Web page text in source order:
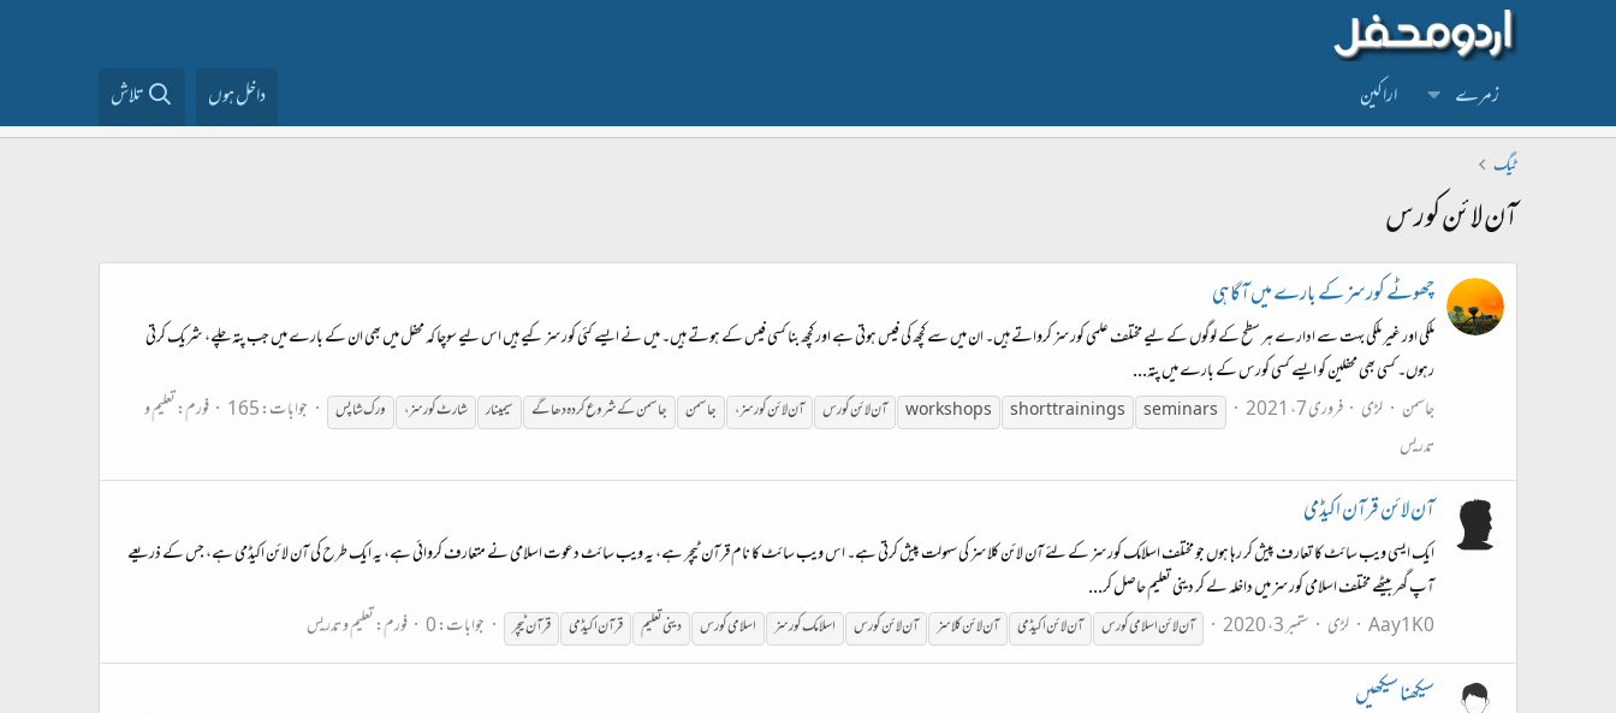
زمرے اراکین داخل ہوں تلاش
ٹیگ
آن لائن کورس
چھوٹے کورسز کے بارے میں آگاہی
ملکی اور غیر ملکی بہت سے ادارے ہر سطح کے لوگوں کے لیے مختلف علمی کورسز کرواتے ہیں۔ ان میں سے کچھ کی فیس ہوتی ہے اور کچھ بنا کسی فیس کے ہوتے ہیں۔ میں نے ایسے کئی کورسز کیے ہیں اس لیے سوچا کہ محفل میں بھی ان کے بارے میں جب پتہ چلے، شریک کرتی
رہوں۔ کسی بھی محفلین کو ایسے کسی کورس کے بارے میں پتہ...
جاسمن
لڑی فروری 7، 2021 seminars
short trainings
workshops آنلائنکورس آنلائنکورسز، جاسمن جاسمن کے شروع کردہ دھاگے سیمینار شارٹکورسز، ورک شاپس جوابات: 165 فورم:تعلیم و
تدریس
آن لائن قرآن اکیڈمی
ایک ایسی ویب سائٹ کا تعارف پیش کر رہا ہوں جو مختلف اسلامک کورسز کے لئے آن لائن کلاسز کی سہولت پیش کرتی ہے۔ اس ویب سائٹ کا نام قرآن ٹیچر ہے، یہ ویب سائٹ دعوت اسلامی نے متعارف کروائی ہے، یہ ایک طرح کی آن لائن اکیڈمی ہے، جس کے ذریعے
آپ گھر بیٹھے مختلف اسلامی کورسز میں داخلہ لے کر دینی تعلیم حاصل کر...
Aay1K0 لڑی ستمبر 3، 2020 آنلائناسلامیکورس آنلائناکیڈمی آنلائنکلاسز آنلائنکورس اسلامککورس اسلامیکورس دینی تعلیم قرآن اکیڈمی قرآن ٹیچر جوابات: 0 فورم:تعلیم و تدریس
سیکھنا سیکھیں